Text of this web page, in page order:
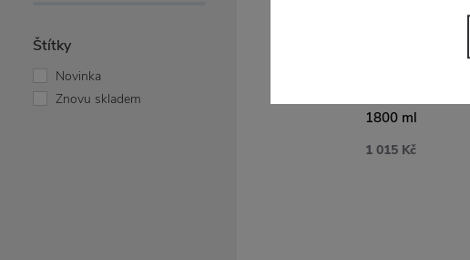
Iittala
Lyngby Porcelaen
Štítky
Novinka
Znovu skladem
1800 ml
1 015 Kč